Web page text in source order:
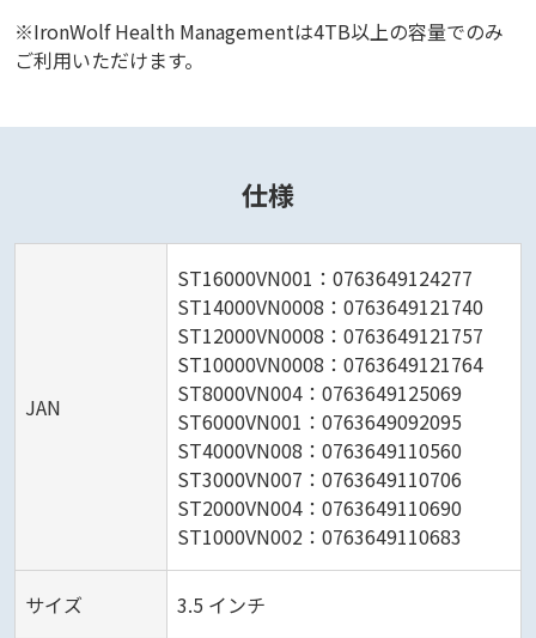
※IronWolf Health Managementは4TB以上の容量でのみ
ご利用いただけます。
仕様
JAN
ST16000VN001：0763649124277
ST14000VN0008：0763649121740
ST12000VN0008：0763649121757
ST10000VN0008：0763649121764
ST8000VN004：0763649125069
ST6000VN001：0763649092095
ST4000VN008：0763649110560
ST3000VN007：0763649110706
ST2000VN004：0763649110690
ST1000VN002：0763649110683
サイズ 3.5 インチ